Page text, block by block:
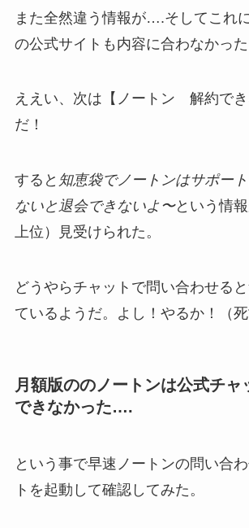
また全然違う情報が….そしてこれ
の公式サイトも内容に合わなかった
ええい、次は【ノートン 解約で
だ！
すると 知恵袋でノートンはサポー
ないと退会できないよ〜という情
上位）見受けられた。
どうやらチャットで問い合わせる
ているようだ。よし！やるか！（死
月額版ののノートンは公式チャ
できなかった….
という事で早速ノートンの問い合
トを起動して確認してみた。